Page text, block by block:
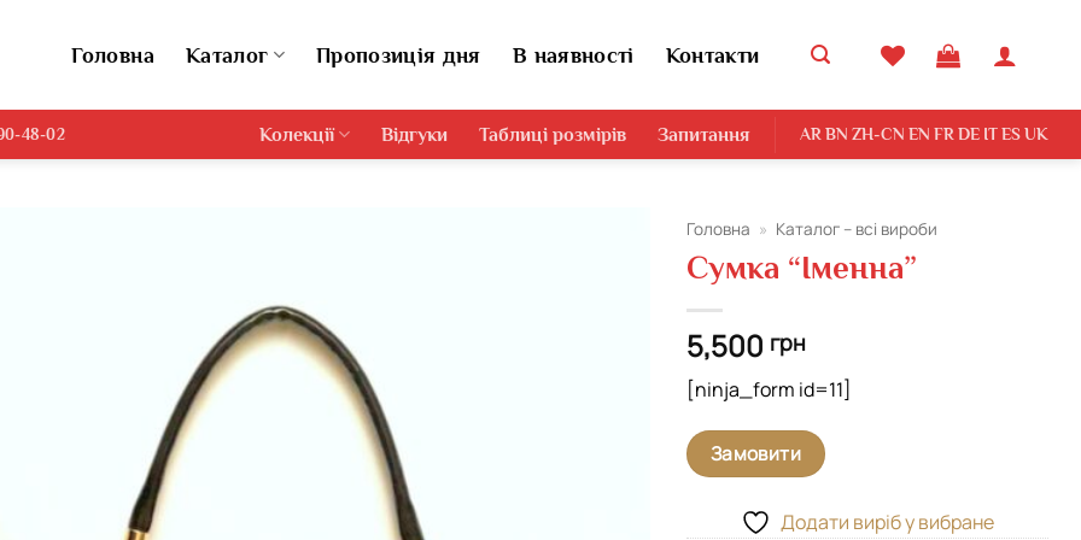
Головна Каталог Пропозиція дня В наявності Контакти
48-02 Колекції Відгуки Таблиці розмірів Запитання AR BN ZH-CN EN FR DE IT ES UK
Головна » Каталог – всі вироби
Сумка “Іменна”
5,500 грн
[ninja_form id=11]
Замовити
Додати виріб у вибране